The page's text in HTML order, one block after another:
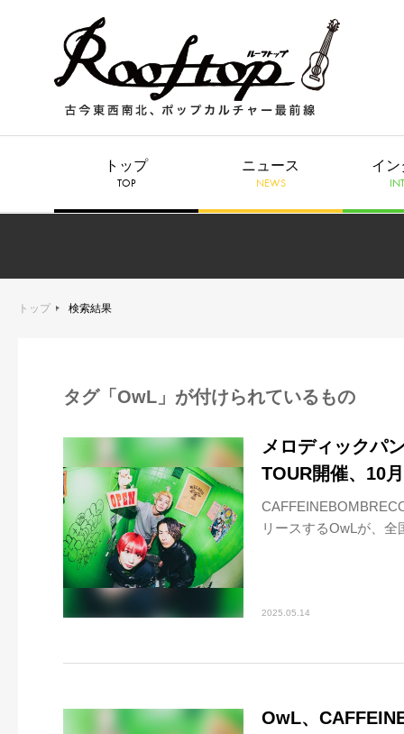
トップ
TOP
ニュース
NEWS
イン
トップ 検索結果
タグ「OwL」が付けられているもの
メロディックパ
TOUR開催、10
リースするOwLが、
2025.05.14
OwL、